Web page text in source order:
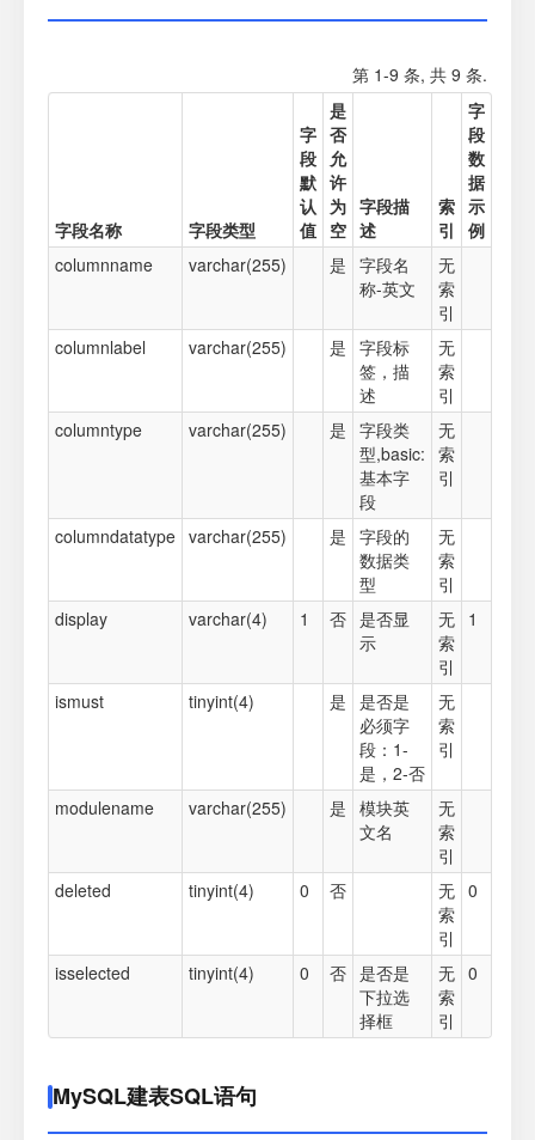
第 1-9 条, 共 9 条.
字段名称 字段类型
字
段
默
认
值
是
否
允
许
为
空
字段描
述
索
引
字
段
数
据
示
例
columnname
varchar(255) 是 字段名
称-英文
无
索
引
columnlabel
varchar(255) 是 字段标
签，描
述
无
索
引
columntype
varchar(255) 是 字段类
型,basic:
基本字
段
无
索
引
columndatatype varchar(255) 是 字段的
数据类
型
无
索
引
display
varchar(4) 1 否 是否显
示
无
索
引
1
ismust tinyint(4) 是 是否是
必须字
段：1-
是，2-否
无
索
引
modulename varchar(255) 是 模块英
文名
无
索
引
deleted
tinyint(4) 0 否
无
索
引
0
isselected tinyint(4) 0 否 是否是
下拉选
择框
无
索
引
0
MySQL建表SQL语句